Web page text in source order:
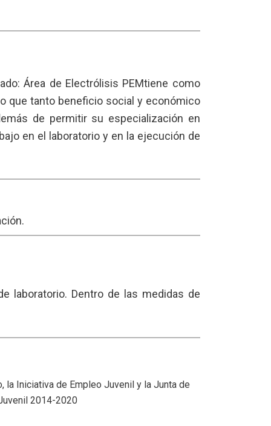
Área de Electrólisis PEMtiene como
que tanto beneficio social y económico
de permitir su especialización en
en el laboratorio y en la ejecución de
laboratorio. Dentro de las medidas de
la Iniciativa de Empleo Juvenil y la Junta de
2014-2020